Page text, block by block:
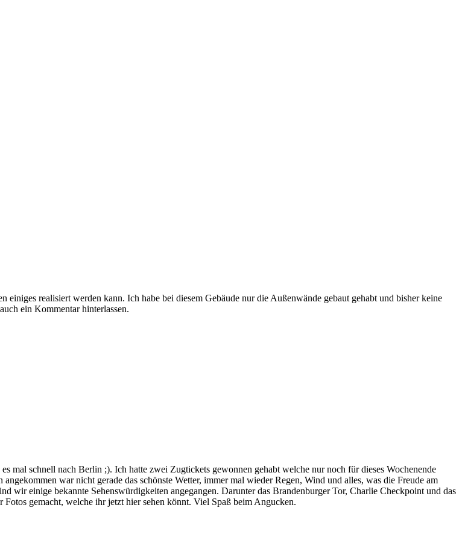
realisiert werden kann. Ich habe bei diesem Gebäude nur die Außenwände gebaut gehabt und bisher keine
ein Kommentar hinterlassen.
mal schnell nach Berlin ;). Ich hatte zwei Zugtickets gewonnen gehabt welche nur noch für dieses Wochenende
war nicht gerade das schönste Wetter, immer mal wieder Regen, Wind und alles, was die Freude am
wir einige bekannte Sehenswürdigkeiten angegangen. Darunter das Brandenburger Tor, Charlie Checkpoint und das
gemacht, welche ihr jetzt hier sehen könnt. Viel Spaß beim Angucken.